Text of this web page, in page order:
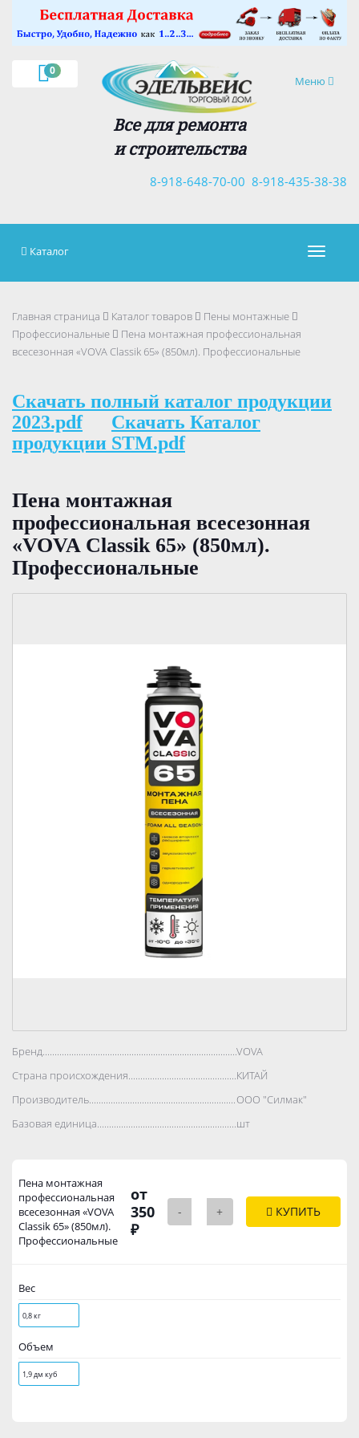
0
Навигация
Меню
Все для ремонта
и строительства
8-918-435-38-38
8-918-648-70-00
×
Каталог
Главная страница Каталог товаров
Пены монтажные
Профессиональные
Пена монтажная профессиональная
всесезонная «VOVA Classik 65» (850мл). Профессиональные
Скачать полный каталог продукции
2023.pdf
Скачать Каталог
продукции STM.pdf
Пена монтажная
профессиональная всесезонная
«VOVA Classik 65» (850мл).
Профессиональные
Бренд..................................................................................VOVA
Страна происхождения..................................................................................
КИТАЙ
Производитель..................................................................................
ООО "Силмак"
Базовая единица..................................................................................
шт
Пена монтажная
профессиональная
всесезонная «VOVA
Classik 65» (850мл).
Профессиональные
от
350
₽
- + КУПИТЬ
Вес
0,8 кг
Объем
1,9 дм куб